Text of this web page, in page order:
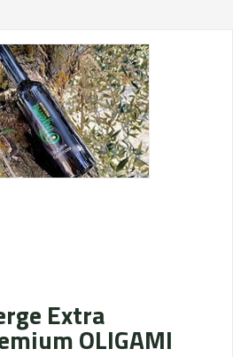
Extra
OLIGAMI